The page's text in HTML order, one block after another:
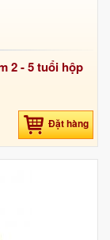
2 - 5 tuổi hộp
Đặt hàng